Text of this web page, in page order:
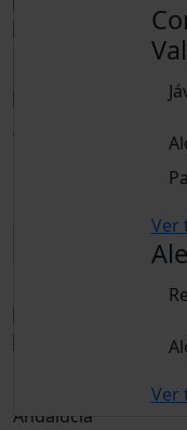
Ver
Ver
Adultos
Andalucía